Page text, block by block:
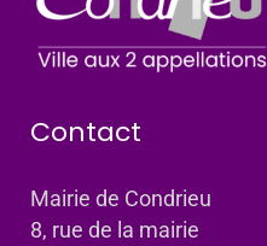
Contact
Mairie de Condrieu
8, rue de la mairie